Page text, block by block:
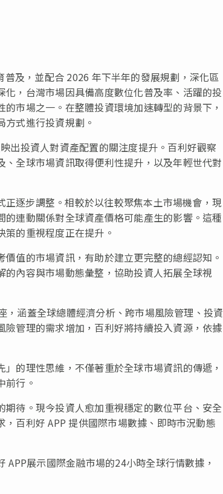
及，並配合 2026 年下半年的發展規劃，深化區
，台灣市場因具備高度數位化普及率、活躍的投
市場之一。在整體投資環境加速轉型的背景下，
式進行投資規劃。
出投資人對資產配置的關注度提升。百利好觀察
全球市場資訊取得便利性提升，以及年輕世代對
逐步調整。相較於以往較聚焦本土市場機會，現
連動關係對全球資產價格可能產生的影響。這種
的重視程度正在提升。
值的市場資訊，有助於建立更完整的總經認知。
內容與市場動態彙整，協助投資人拓展全球視
涵蓋全球總體經濟分析、跨市場風險管理、投資
管理的需求增加，百利好將持續投入資源，依據
的理性思維，不僅著重於全球市場資訊的傳遞，
前行。
待。現今投資人愈加重視穩定的數位平台、安全
百利好 APP 提供國際市場數據、即時市況動態
展示國際金融市場的24小時全球行情數據，